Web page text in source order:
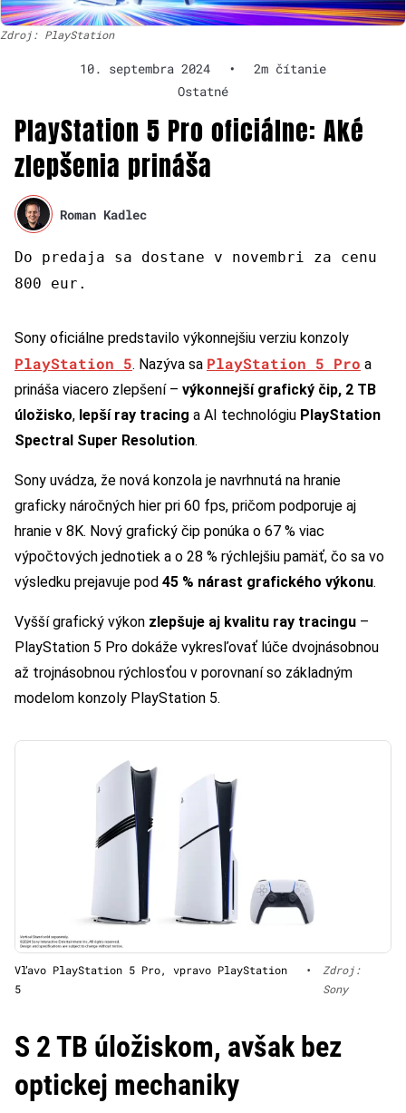
Zdroj: PlayStation
10. septembra 2024 •
2m čítanie
Ostatné
PlayStation 5 Pro oficiálne: Aké
zlepšenia prináša
Roman Kadlec
Do predaja sa dostane v novembri za cenu
800 eur.
Sony oficiálne predstavilo výkonnejšiu verziu konzoly
PlayStation 5. Nazýva sa PlayStation 5 Pro a
prináša viacero zlepšení – výkonnejší grafický čip, 2 TB
úložisko, lepší ray tracing a AI technológiu PlayStation
Spectral Super Resolution.
Sony uvádza, že nová konzola je navrhnutá na hranie
graficky náročných hier pri 60 fps, pričom podporuje aj
hranie v 8K. Nový grafický čip ponúka o 67 % viac
výpočtových jednotiek a o 28 % rýchlejšiu pamäť, čo sa vo
výsledku prejavuje pod 45 % nárast grafického výkonu.
Vyšší grafický výkon zlepšuje aj kvalitu ray tracingu –
PlayStation 5 Pro dokáže vykresľovať lúče dvojnásobnou
až trojnásobnou rýchlosťou v porovnaní so základným
modelom konzoly PlayStation 5.
Vľavo PlayStation 5 Pro, vpravo PlayStation
5
•
Zdroj:
Sony
S 2 TB úložiskom, avšak bez
optickej mechaniky